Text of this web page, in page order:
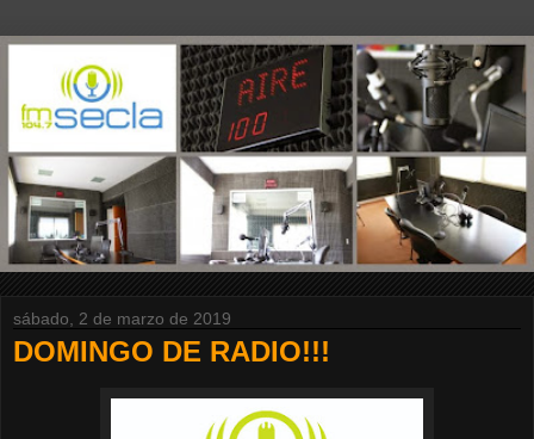
sábado, 2 de marzo de 2019
DOMINGO DE RADIO!!!